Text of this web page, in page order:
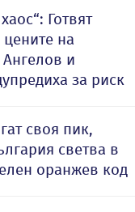
Готвят
на
Ангелов и
за риск
своя пик,
светва в
оранжев код